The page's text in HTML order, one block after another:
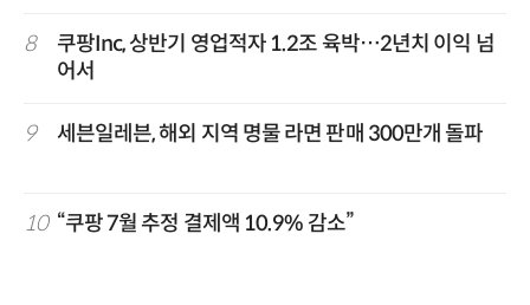
8
쿠팡Inc, 상반기 영업적자 1.2조 육박…2년치 이익 넘
어서
9 세븐일레븐, 해외 지역 명물 라면 판매 300만개 돌파
10 “쿠팡 7월 추정 결제액 10.9% 감소”